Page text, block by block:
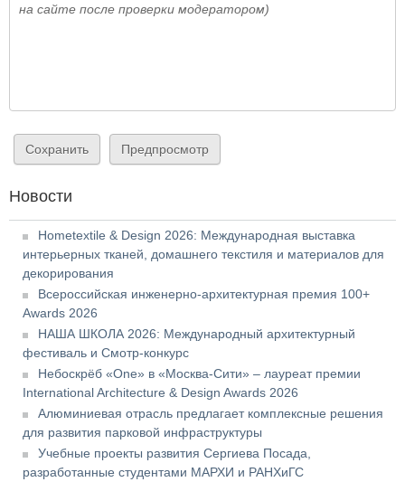
на сайте после проверки модератором)
Новости
Hometextile & Design 2026: Международная выставка
интерьерных тканей, домашнего текстиля и материалов для
декорирования
Всероссийская инженерно-архитектурная премия 100+
Awards 2026
НАША ШКОЛА 2026: Международный архитектурный
фестиваль и Смотр-конкурс
Небоскрёб «One» в «Москва-Сити» – лауреат премии
International Architecture & Design Awards 2026
Алюминиевая отрасль предлагает комплексные решения
для развития парковой инфраструктуры
Учебные проекты развития Сергиева Посада,
разработанные студентами МАРХИ и РАНХиГС